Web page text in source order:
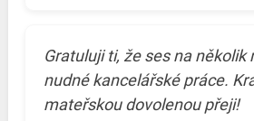
Gratuluji ti, že ses na několik
nudné kancelářské práce.
mateřskou dovolenou přeji!